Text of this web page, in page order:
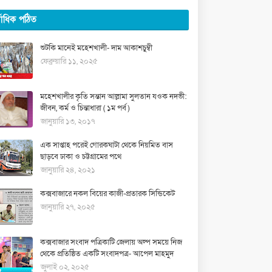
পঠিত
শুটকি মানেই মহেশখালী- দাম আকাশচুম্বী
ফেব্রুয়ারি ১১, ২০২৫
মহেশখালীর কৃতি সন্তান আল্লামা সুলতান যওক নদভী:
জীবন, কর্ম ও চিন্তাধারা ( ১ম পর্ব )
জানুয়ারি ১৩, ২০১৭
এক সাপ্তাহ পরেই গোরকঘাটা থেকে নিয়মিত বাস
ছাড়বে ঢাকা ও চট্টগ্রামের পথে
জানুয়ারি ২৪, ২০২১
কক্সবাজারে নকল বিয়ের কাজী-প্রতারক সিন্ডিকেট
জানুয়ারি ২৭, ২০২৫
কক্সবাজার সংবাদ পত্রিকাটি জেলায় অল্প সময়ে নিজ
থেকে প্রতিষ্ঠিত একটি সংবাদপত্র- আপেল মাহমুদ
জুলাই ০২, ২০২৫